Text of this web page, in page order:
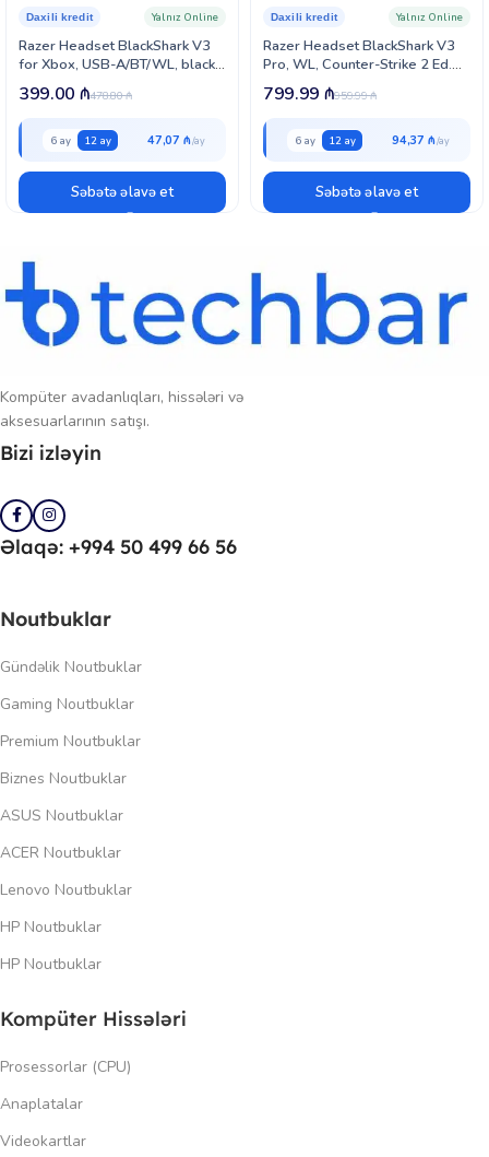
Bu məhsul, oyunçuların bir addım öndə olmasına kömək edir və
75X29AA SKU ilə tanıdır. HyperX Cloud Stinger 2 GAM HS PS, oyun
dünyasında yüksək performans və səs keyfiyyəti üçün ideal bir
seçimdir.
Razer Headset BlackShark V3
for Xbox, USB-A/BT/WL, black
(RZ04-05410200-R3M1)
Daxili kredit Yalnız Online
478.80₼
399.00 ₼
6 ay 12 ay 47,07 ₼
Səbətə əlavə et
Razer Headset BlackShark V3
Pro, WL, Counter-Strike 2 Ed.
(RZ04-05400800-R3M1)
Daxili kredit Yalnız Online
959.99₼
799.99 ₼
6 ay 12 ay 94,37 ₼
Səbətə əlavə et
Kompüter avadanlıqları, hissələri və
aksesuarlarının satışı.
Bizi izləyin
Əlaqə: +994 50 499 66 56
Noutbuklar
Gündəlik Noutbuklar
Gaming Noutbuklar
Premium Noutbuklar
Biznes Noutbuklar
ASUS Noutbuklar
ACER Noutbuklar
Lenovo Noutbuklar
HP Noutbuklar
HP Noutbuklar
Kompüter Hissələri
Prosessorlar (CPU)
Anaplatalar
Videokartlar